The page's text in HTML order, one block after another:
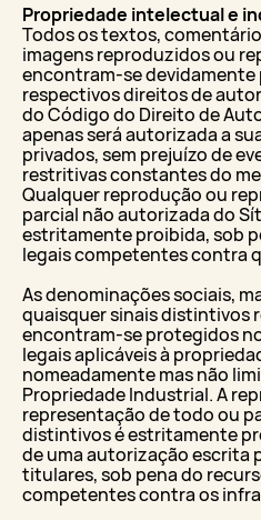
Propriedade intelectual e
Todos os textos,
imagens reproduzidos ou
encontram-se
respectivos direitos de
do Código do Direito de
apenas será autorizada a
privados, sem prejuízo de
restritivas constantes do
Qualquer reprodução ou
parcial não autorizada do
estritamente proibida, sob
legais competentes contra
As denominações sociais,
quaisquer sinais distintivos
encontram-se protegidos
legais aplicáveis à
nomeadamente mas não
Propriedade Industrial. A
representação de todo ou
distintivos é estritamente
de uma autorização escrita
titulares, sob pena do
competentes contra os